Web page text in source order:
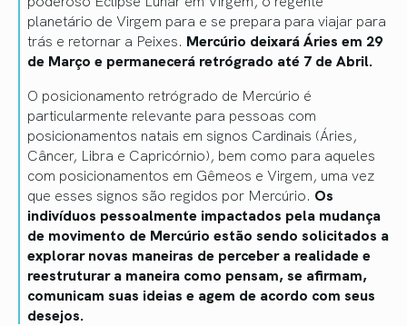
planetário de Virgem para e se prepara para viajar para
trás e retornar a Peixes. Mercúrio deixará Áries em 29
de Março e permanecerá retrógrado até 7 de Abril.
O posicionamento retrógrado de Mercúrio é
particularmente relevante para pessoas com
posicionamentos natais em signos Cardinais (Áries,
Câncer, Libra e Capricórnio), bem como para aqueles
com posicionamentos em Gêmeos e Virgem, uma vez
que esses signos são regidos por Mercúrio. Os
indivíduos pessoalmente impactados pela mudança
de movimento de Mercúrio estão sendo solicitados a
explorar novas maneiras de perceber a realidade e
reestruturar a maneira como pensam, se afirmam,
comunicam suas ideias e agem de acordo com seus
desejos.